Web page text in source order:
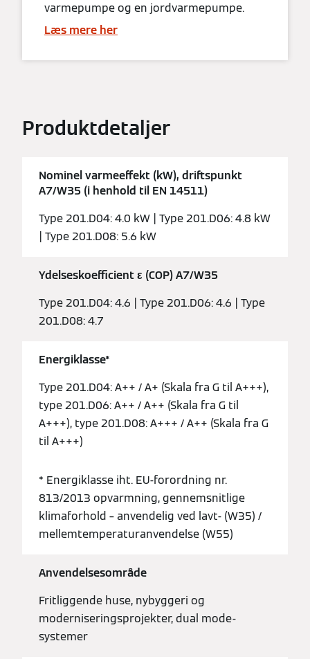
varmepumpe og en jordvarmepumpe.
Læs mere her
Produktdetaljer
Nominel varmeeffekt (kW), driftspunkt
A7/W35 (i henhold til EN 14511)
Type 201.D04: 4.0 kW | Type 201.D06: 4.8 kW
| Type 201.D08: 5.6 kW
Ydelseskoefficient ε (COP) A7/W35
Type 201.D04: 4.6 | Type 201.D06: 4.6 | Type
201.D08: 4.7
Energiklasse*
Type 201.D04: A++ / A+ (Skala fra G til A+++),
type 201.D06: A++ / A++ (Skala fra G til
A+++), type 201.D08: A+++ / A++ (Skala fra G
til A+++)
* Energiklasse iht. EU-forordning nr.
813/2013 opvarmning, gennemsnitlige
klimaforhold – anvendelig ved lavt- (W35) /
mellemtemperaturanvendelse (W55)
Anvendelsesområde
Fritliggende huse, nybyggeri og
moderniseringsprojekter, dual mode-
systemer